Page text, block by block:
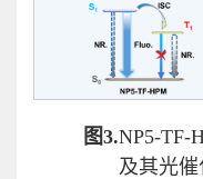
图3.NP5-TF-
及其光